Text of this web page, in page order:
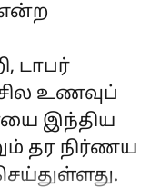
என்ற
டாபர்
உணவுப்
இந்திய
தர நிர்ணய